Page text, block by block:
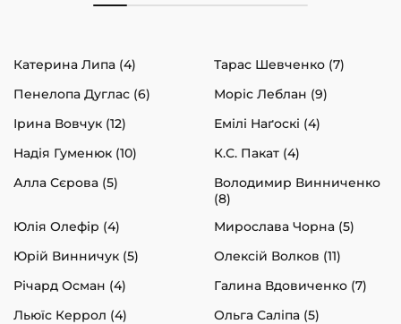
Катерина Липа (4)
Тарас Шевченко (7)
Пенелопа Дуглас (6)
Моріс Леблан (9)
Ірина Вовчук (12)
Емілі Наґоскі (4)
Надія Гуменюк (10)
К.С. Пакат (4)
Алла Сєрова (5)
Володимир Винниченко
(8)
Юлія Олефір (4)
Мирослава Чорна (5)
Юрій Винничук (5)
Олексій Волков (11)
Річард Осман (4)
Галина Вдовиченко (7)
Льюїс Керрол (4)
Ольга Саліпа (5)